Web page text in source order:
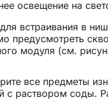
освещение на
встраивания в
предусмотреть
модуля (см.
все предметы
с раствором соды.